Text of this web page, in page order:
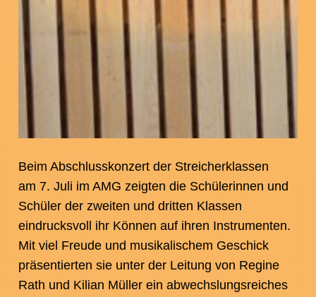
Beim Abschlusskonzert der Streicherklassen
am 7. Juli im AMG zeigten die Schülerinnen und
Schüler der zweiten und dritten Klassen
eindrucksvoll ihr Können auf ihren Instrumenten.
Mit viel Freude und musikalischem Geschick
präsentierten sie unter der Leitung von Regine
Rath und Kilian Müller ein abwechslungsreiches